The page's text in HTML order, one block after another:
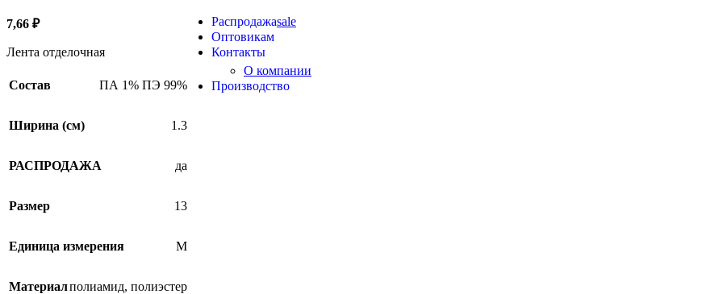
Распродажаsale
Оптовикам
Контакты
О компании
Производство
7,66 ₽
Лента отделочная
Состав ПА 1% ПЭ 99%
Ширина (см) 1.3
РАСПРОДАЖА да
Размер 13
Единица измерения М
Материалполиамид, полиэстер